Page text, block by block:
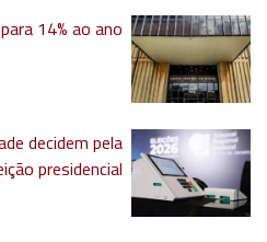
14% ao ano
decidem pela
presidencial